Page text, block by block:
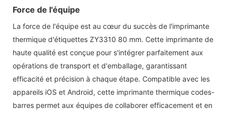
Force de l'équipe
La force de l'équipe est au cœur du succès de l'imprimante
thermique d'étiquettes ZY3310 80 mm. Cette imprimante de
haute qualité est conçue pour s'intégrer parfaitement aux
opérations de transport et d'emballage, garantissant
efficacité et précision à chaque étape. Compatible avec les
appareils iOS et Android, cette imprimante thermique codes-
barres permet aux équipes de collaborer efficacement et en